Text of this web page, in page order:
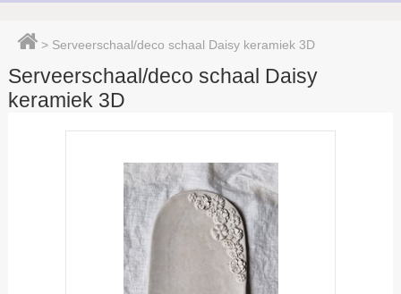
> Serveerschaal/deco schaal Daisy keramiek 3D
Serveerschaal/deco schaal Daisy
keramiek 3D